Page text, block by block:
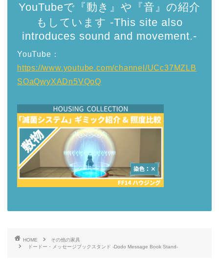
YouTubeで『動き』や『音』の紹介
もしています -This site also
introduces sound and movement.-
YouTube：
https://www.youtube.com/channel/UCc37MZLB
SOaQwyXADn5VQoQ
HOME
その他の家具
ドードー・メッセージブックスタンド -Dodo Message Book Stand-